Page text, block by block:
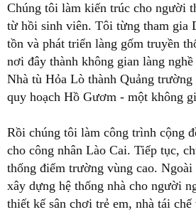
Chúng tôi làm kiến trúc cho người
từ hồi sinh viên. Tôi từng tham gia
tồn và phát triển làng gốm truyền
nơi đây thành không gian làng
Nhà tù Hỏa Lò thành Quảng
quy hoạch Hồ Gươm - một không
Rồi chúng tôi làm công trình cộng
cho công nhân Lào Cai. Tiếp tục,
thống điểm trường vùng cao.
xây dựng hệ thống nhà cho người
thiết kế sân chơi trẻ em, nhà tái